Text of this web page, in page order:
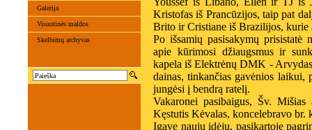
Galerija
Visuotinės maldos
Skelbimų archyvas
Kristofas iš Prancūzijos, taip pat
Brito ir Cristiane iš Brazilijos,
Po išsamių pasisakymų
apie kūrimosi džiaugsmus ir
kapela iš Elektrėnų DMK -
dainas, tinkančias gavėnios laikui,
jungėsi į bendrą ratelį.
Vakaronei pasibaigus, Šv.
Kęstutis Kėvalas, koncelebravo
Įgavę naujų idėjų, pasikartoję